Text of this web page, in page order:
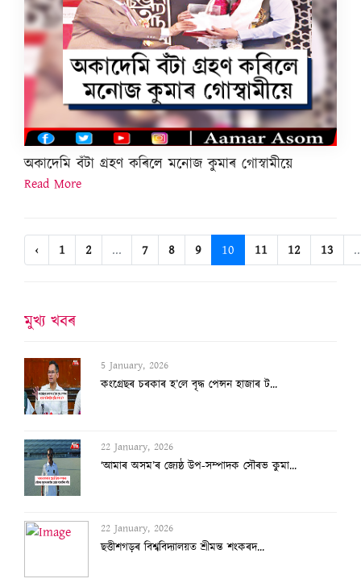
অকাদেমি বঁটা গ্ৰহণ কৰিলে মনোজ কুমাৰ গোস্বামীয়ে
Read More
‹ 1 2 ... 7 8 9 10 11 12 13
মুখ্য খবৰ
22 January, 2026
‘আমাৰ অসম’ৰ জ্যেষ্ঠ উপ-সম্পাদক সৌৰভ কুমা...
22 January, 2026
ছত্তীশগড়ৰ বিশ্ববিদ্যালয়ত শ্ৰীমন্ত শংকৰদ...
9 January, 2026
ছিংগাপুৰৰ কৰনাৰ্ছ ক’ৰ্টত জুবিন-গোচৰ, শুন...